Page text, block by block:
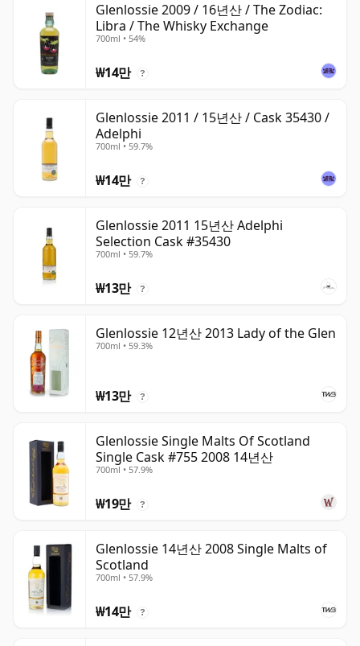
Glenlossie 2009 / 16년산 / The Zodiac:
Libra / The Whisky Exchange
700ml • 54%
₩14만 ?
Glenlossie 2011 / 15년산 / Cask 35430 /
Adelphi
700ml • 59.7%
₩14만 ?
Glenlossie 2011 15년산 Adelphi
Selection Cask #35430
700ml • 59.7%
₩13만 ?
Glenlossie 12년산 2013 Lady of the Glen
700ml • 59.3%
₩13만 ?
Glenlossie Single Malts Of Scotland
Single Cask #755 2008 14년산
700ml • 57.9%
₩19만 ?
Glenlossie 14년산 2008 Single Malts of
Scotland
700ml • 57.9%
₩14만 ?